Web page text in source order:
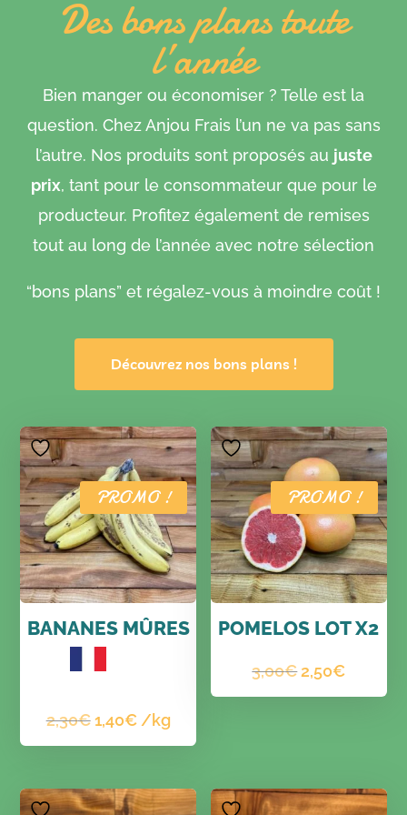
Des bons plans toute
l’année
Bien manger ou économiser ? Telle est la
question. Chez Anjou Frais l’un ne va pas sans
l’autre. Nos produits sont proposés au juste
prix, tant pour le consommateur que pour le
producteur. Profitez également de remises
tout au long de l’année avec notre sélection
“bons plans” et régalez-vous à moindre coût !
Découvrez nos bons plans !
PROMO !
BANANES MÛRES
2,30€ Le
1,40€Le
/kg
PROMO !
POMELOS LOT X2
3,00€ Le
2,50€Le